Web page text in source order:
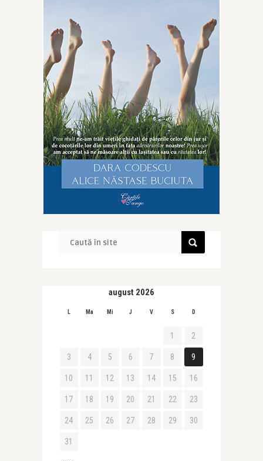
august 2026
L Ma Mi J V S D
1 2
3 4 5 6 7 8 9
10 11 12 13 14 15 16
17 18 19 20 21 22 23
24 25 26 27 28 29 30
31